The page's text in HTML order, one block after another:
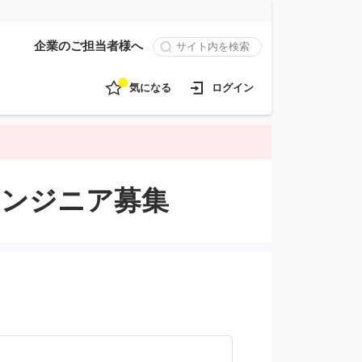
企業のご担当者様へ
気になる ログイン
ジニア募集